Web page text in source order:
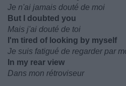
Je n'ai jamais douté de moi
But I doubted you
Mais j'ai douté de toi
I'm tired of looking by myself
Je suis fatigué de regarder par
In my rear view
Dans mon rétroviseur